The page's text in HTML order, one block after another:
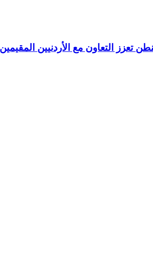
تعزز التعاون مع الأردنيين المقيمين